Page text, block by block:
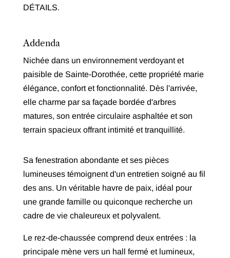
DÉTAILS.
Addenda
Nichée dans un environnement verdoyant et
paisible de Sainte-Dorothée, cette propriété marie
élégance, confort et fonctionnalité. Dès l'arrivée,
elle charme par sa façade bordée d'arbres
matures, son entrée circulaire asphaltée et son
terrain spacieux offrant intimité et tranquillité.
Sa fenestration abondante et ses pièces
lumineuses témoignent d'un entretien soigné au fil
des ans. Un véritable havre de paix, idéal pour
une grande famille ou quiconque recherche un
cadre de vie chaleureux et polyvalent.
Le rez-de-chaussée comprend deux entrées : la
principale mène vers un hall fermé et lumineux,